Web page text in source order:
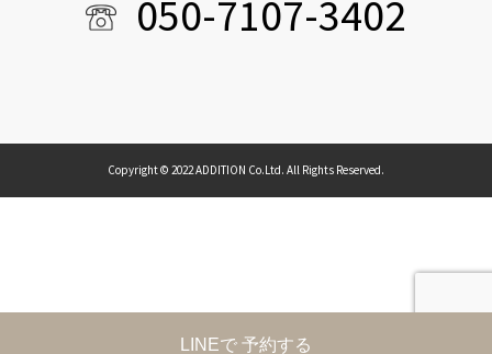
050-7107-3402
Copyright © 2022 ADDITION Co.Ltd. All Rights Reserved.
LINEで 予約する